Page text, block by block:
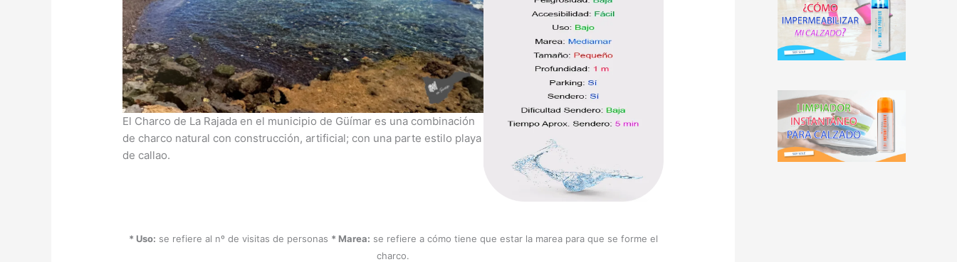
El Charco de La Rajada en el municipio de Güímar es una combinación
de charco natural con construcción, artificial; con una parte estilo playa
de callao.
* Uso: se refiere al nº de visitas de personas * Marea: se refiere a cómo tiene que estar la marea para que se forme el
charco.